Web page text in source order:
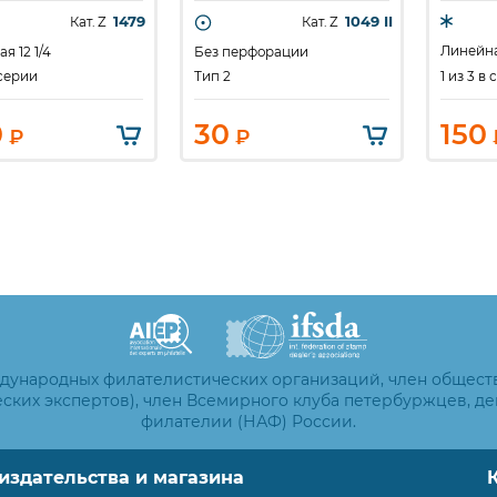
Кат. Z 1479
12 1/4
₽
Кат. Z 1049 II
Без перфорации
Тип 2
30 ₽
1 из 3 в
150
филателистических организаций, член
экспертов), член Всемирного клуба петербуржцев,
филателии (НАФ) России.
и магазина